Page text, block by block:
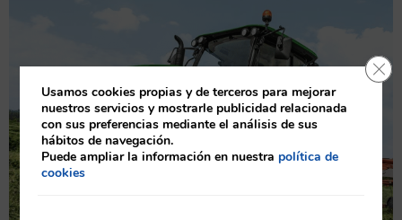
Usamos cookies propias y de terceros para mejorar
nuestros servicios y mostrarle publicidad relacionada
con sus preferencias mediante el análisis de sus
hábitos de navegación.
Puede ampliar la información en nuestra política de
cookies